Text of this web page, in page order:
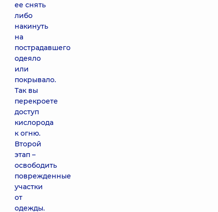
ее снять
либо
накинуть
на
пострадавшего
одеяло
или
покрывало.
Так вы
перекроете
доступ
кислорода
к огню.
Второй
этап –
освободить
поврежденные
участки
от
одежды.